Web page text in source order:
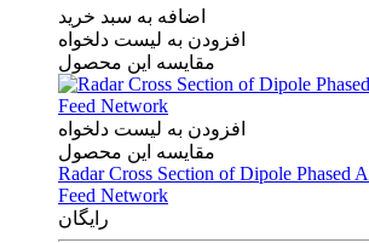
اضافه به سبد خرید
افزودن به لیست دلخواه
مقایسه این محصول
افزودن به لیست دلخواه
مقایسه این محصول
Radar Cross Section of Dipole Phased
Feed Network
رایگان